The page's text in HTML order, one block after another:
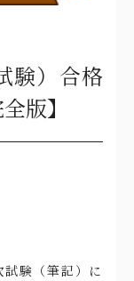
験）合格
版】
験（筆記）に